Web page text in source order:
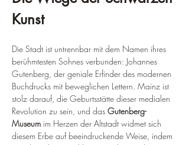
Kunst
Die Stadt ist untrennbar mit dem Namen ihres
berühmtesten Sohnes verbunden: Johannes
Gutenberg, der geniale Erfinder des modernen
Buchdrucks mit beweglichen Lettern. Mainz ist
stolz darauf, die Geburtsstätte dieser medialen
Revolution zu sein, und das Gutenberg-
Museum im Herzen der Altstadt widmet sich
diesem Erbe auf beeindruckende Weise, indem